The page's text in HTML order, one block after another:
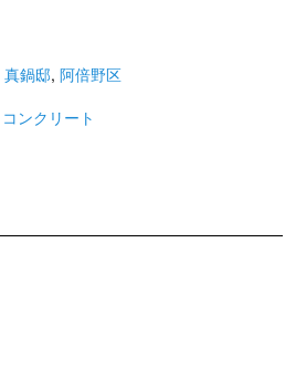
真鍋邸, 阿倍野区
コンクリート